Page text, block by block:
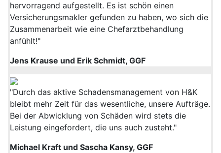
hervorragend aufgestellt. Es ist schön einen
Versicherungsmakler gefunden zu haben, wo sich die
Zusammenarbeit wie eine Chefarztbehandlung
anfühlt!"
Jens Krause und Erik Schmidt, GGF
"Durch das aktive Schadensmanagement von H&K
bleibt mehr Zeit für das wesentliche, unsere Aufträge.
Bei der Abwicklung von Schäden wird stets die
Leistung eingefordert, die uns auch zusteht."
Michael Kraft und Sascha Kansy, GGF